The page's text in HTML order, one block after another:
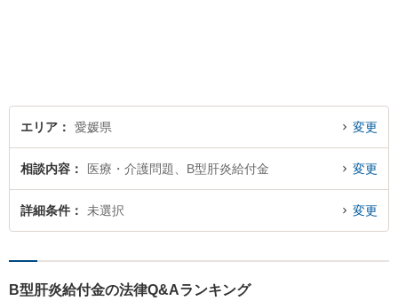
エリア 愛媛県 変更
相談内容 医療・介護問題、B型肝炎給付金 変更
詳細条件 未選択 変更
B型肝炎給付金の法律Q&Aランキング